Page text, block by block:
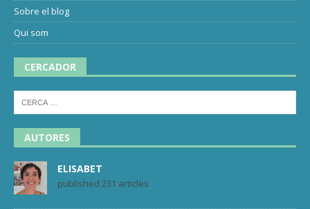
Sobre el blog
Qui som
CERCADOR
AUTORES
ELISABET
published 231 articles